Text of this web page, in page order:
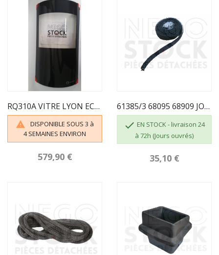
RQ310A VITRE LYON ECOFOREST

DISPONIBLE SOUS 3 à
4 SEMAINES ENVIRON
579,90 €
61385/3 68095 68909 JOINT ADHÉSIF 3 M PLAT...
 EN STOCK - livraison 24
à 72h (Jours ouvrés)
35,10 €